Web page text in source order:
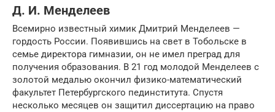
Д. И. Менделеев
Всемирно известный химик Дмитрий Менделеев —
гордость России. Появившись на свет в Тобольске в
семье директора гимназии, он не имел преград для
получения образования. В 21 год молодой Менделеев с
золотой медалью окончил физико-математический
факультет Петербургского пединститута. Спустя
несколько месяцев он защитил диссертацию на право